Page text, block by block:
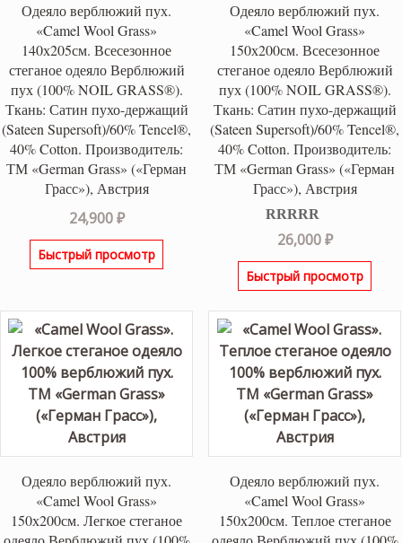
Одеяло верблюжий пух.
«Camel Wool Grass»
140х205см. Всесезонное
стеганое одеяло Верблюжий
пух (100% NOIL GRASS®).
Ткань: Сатин пухо-держащий
(Sateen Supersoft)/60% Tencel®,
40% Cotton. Производитель:
ТМ «German Grass» («Герман
Грасс»), Австрия
24,900₽
Быстрый просмотр
Одеяло верблюжий пух.
«Camel Wool Grass»
150х200см. Всесезонное
стеганое одеяло Верблюжий
пух (100% NOIL GRASS®).
Ткань: Сатин пухо-держащий
(Sateen Supersoft)/60% Tencel®,
40% Cotton. Производитель:
ТМ «German Grass» («Герман
Грасс»), Австрия
Оценка5.00
из 5
26,000₽
Быстрый просмотр
Одеяло верблюжий пух.
«Camel Wool Grass»
150х200см. Легкое стеганое
Одеяло верблюжий пух.
«Camel Wool Grass»
150х200см. Теплое стеганое